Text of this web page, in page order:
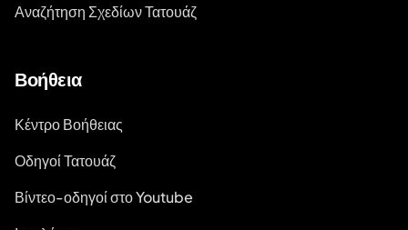
Αναζήτηση Σχεδίων Τατουάζ
Βοήθεια
Κέντρο Βοήθειας
Οδηγοί Τατουάζ
Βίντεο-οδηγοί στο Youtube